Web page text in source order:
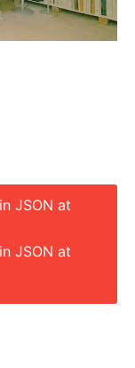
JSON at
JSON at